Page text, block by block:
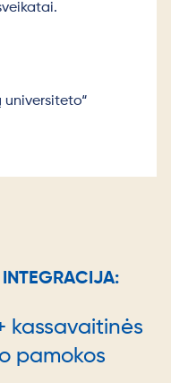
universiteto“
INTEGRACIJA:
kassavaitinės
pamokos